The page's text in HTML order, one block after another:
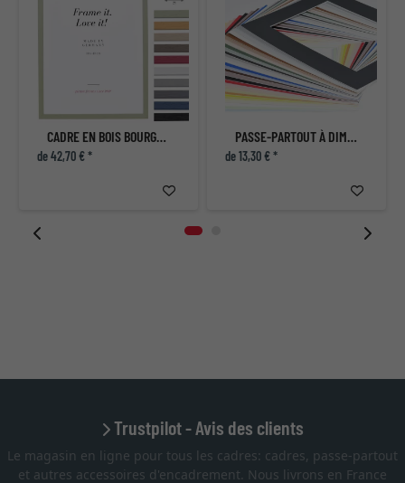
CADRE EN BOIS BOURGOGNE SUR MESURE
de 42,70 € *
PASSE-PARTOUT À DIMENSIONS NON STANDARD
de 13,30 € *
Trustpilot - Avis des clients
Le magasin en ligne pour tous les cadres: cadres, passe-partout
et autres accessoires d'encadrement. Nous livrons en France